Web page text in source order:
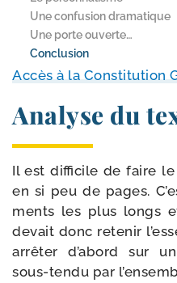
Une confusion dramatique
Une porte ouverte…
Conclusion
Accès à la Constitution
Analyse du
Il est dif­fi­cile de faire
en si peu de pages.
ments les plus longs
devait donc rete­nir
arrê­ter d’abord sur
sous-​tendu par